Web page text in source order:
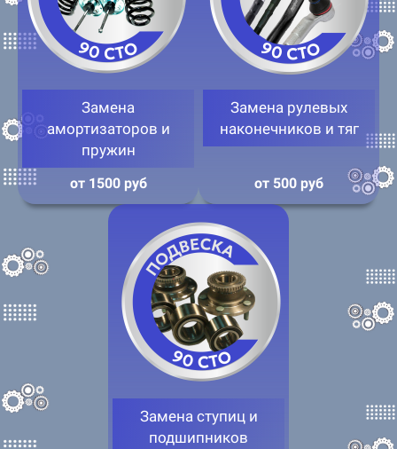
Замена
амортизаторов и
пружин
от 1500 руб
Замена рулевых
наконечников и тяг
от 500 руб
Замена ступиц и
подшипников